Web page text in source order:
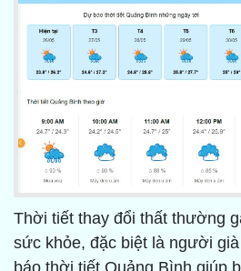
Thời tiết thay đổi thất thường
sức khỏe, đặc biệt là người